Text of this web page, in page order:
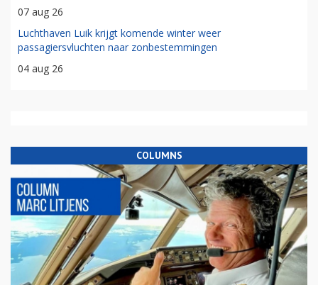
07 aug 26
Luchthaven Luik krijgt komende winter weer
passagiersvluchten naar zonbestemmingen
04 aug 26
COLUMNS